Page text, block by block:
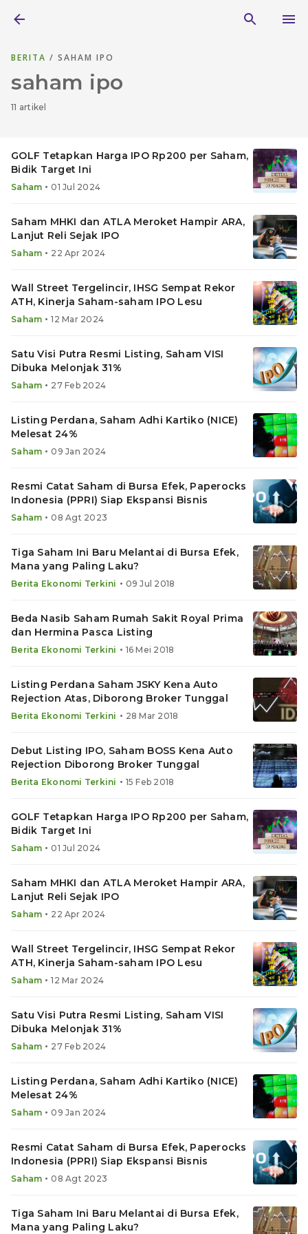
BERITA / SAHAM IPO
saham ipo
11 artikel
GOLF Tetapkan Harga IPO Rp200 per Saham,
Bidik Target Ini
Saham • 01 Jul 2024
Saham MHKI dan ATLA Meroket Hampir ARA,
Lanjut Reli Sejak IPO
Saham • 22 Apr 2024
Wall Street Tergelincir, IHSG Sempat Rekor
ATH, Kinerja Saham-saham IPO Lesu
Saham • 12 Mar 2024
Satu Visi Putra Resmi Listing, Saham VISI
Dibuka Melonjak 31%
Saham • 27 Feb 2024
Listing Perdana, Saham Adhi Kartiko (NICE)
Melesat 24%
Saham • 09 Jan 2024
Resmi Catat Saham di Bursa Efek, Paperocks
Indonesia (PPRI) Siap Ekspansi Bisnis
Saham • 08 Agt 2023
Tiga Saham Ini Baru Melantai di Bursa Efek,
Mana yang Paling Laku?
Berita Ekonomi Terkini • 09 Jul 2018
Beda Nasib Saham Rumah Sakit Royal Prima
dan Hermina Pasca Listing
Berita Ekonomi Terkini • 16 Mei 2018
Listing Perdana Saham JSKY Kena Auto
Rejection Atas, Diborong Broker Tunggal
Berita Ekonomi Terkini • 28 Mar 2018
Debut Listing IPO, Saham BOSS Kena Auto
Rejection Diborong Broker Tunggal
Berita Ekonomi Terkini • 15 Feb 2018
GOLF Tetapkan Harga IPO Rp200 per Saham,
Bidik Target Ini
Saham • 01 Jul 2024
Saham MHKI dan ATLA Meroket Hampir ARA,
Lanjut Reli Sejak IPO
Saham • 22 Apr 2024
Wall Street Tergelincir, IHSG Sempat Rekor
ATH, Kinerja Saham-saham IPO Lesu
Saham • 12 Mar 2024
Satu Visi Putra Resmi Listing, Saham VISI
Dibuka Melonjak 31%
Saham • 27 Feb 2024
Listing Perdana, Saham Adhi Kartiko (NICE)
Melesat 24%
Saham • 09 Jan 2024
Resmi Catat Saham di Bursa Efek, Paperocks
Indonesia (PPRI) Siap Ekspansi Bisnis
Saham • 08 Agt 2023
Tiga Saham Ini Baru Melantai di Bursa Efek,
Mana yang Paling Laku?